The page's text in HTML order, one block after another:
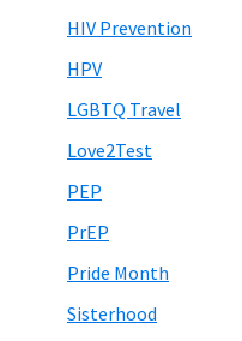
HIV Prevention
HPV
LGBTQ Travel
Love2Test
PEP
PrEP
Pride Month
Sisterhood